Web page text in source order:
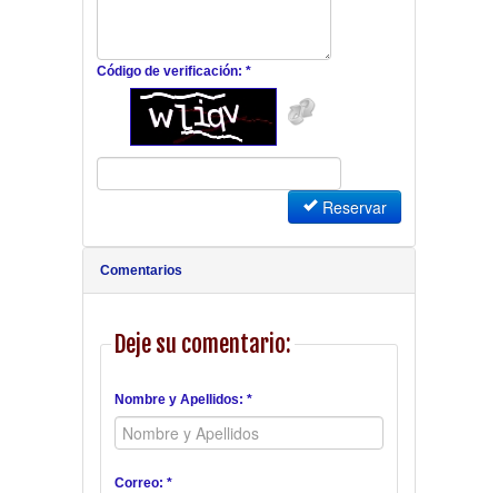
Código de verificación: *
Reservar
Comentarios
Deje su comentario:
Nombre y Apellidos: *
Correo: *